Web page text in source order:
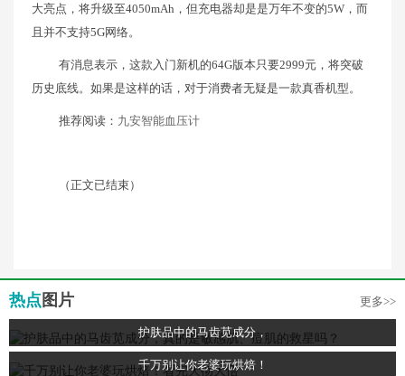
大亮点，将升级至4050mAh，但充电器却是是万年不变的5W，而
且并不支持5G网络。
有消息表示，这款入门新机的64G版本只要2999元，将突破
历史底线。如果是这样的话，对于消费者无疑是一款真香机型。
推荐阅读： 九安智能血压计
（正文已结束）
热点 图片 更多>>
护肤品中的马齿苋成分，
千万别让你老婆玩烘焙！